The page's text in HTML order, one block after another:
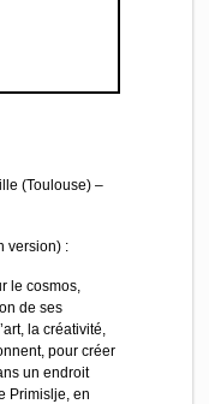
(Toulouse) –
version) :
le cosmos,
de ses
la créativité,
pour créer
un endroit
Primislje, en